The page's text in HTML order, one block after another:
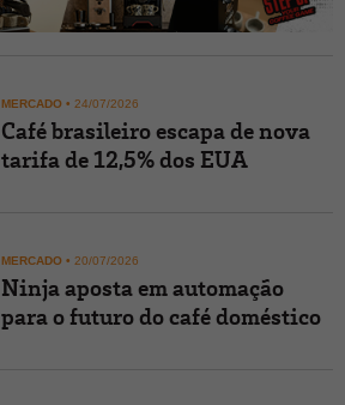
MERCADO • 24/07/2026
Café brasileiro escapa de nova
tarifa de 12,5% dos EUA
MERCADO • 20/07/2026
Ninja aposta em automação
para o futuro do café doméstico